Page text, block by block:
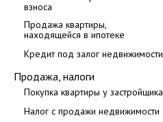
взноса
Продажа квартиры,
находящейся в ипотеке
Кредит под залог недвижимости
Продажа, налоги
Покупка квартиры у застройщика
Налог с продажи недвижимости